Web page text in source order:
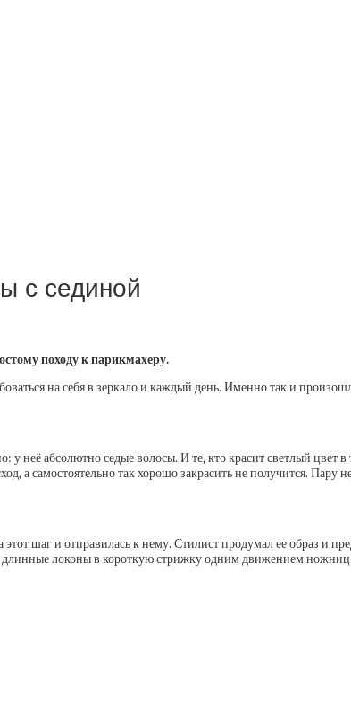
с сединой
походу к парикмахеру.
на себя в зеркало и каждый день. Именно так и
неё абсолютно седые волосы. И те, кто красит светлый цвет
а самостоятельно так хорошо закрасить не получится. Пару
шаг и отправилась к нему. Стилист продумал ее образ и
длинные локоны в короткую стрижку одним движением